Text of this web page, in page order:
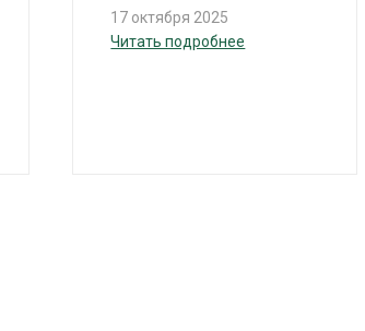
17 октября 2025
Читать подробнее